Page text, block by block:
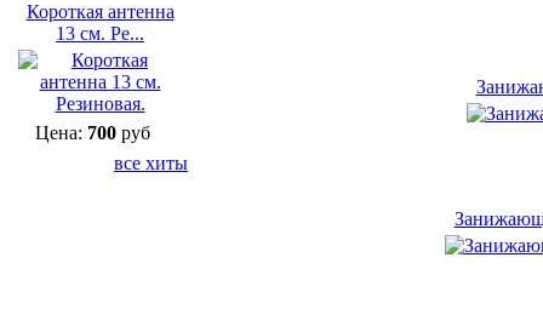
Короткая антенна
13 см. Ре...
Цена: 700руб
все хиты